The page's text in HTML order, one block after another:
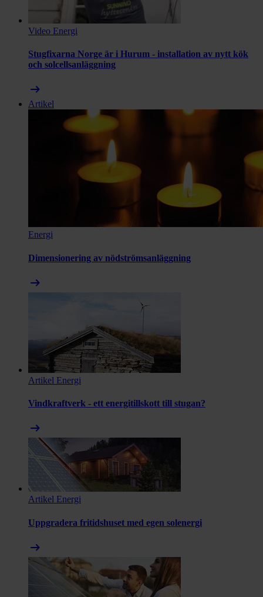
Video Energi
Stugfixarna Norge är i Hurum - installation av nytt kök
och solcellsanläggning
arrow_right_alt
Artikel
Energi
Dimensionering av nödströmsanläggning
arrow_right_alt
Artikel Energi
Vindkraftverk - ett energitillskott till stugan?
arrow_right_alt
Artikel Energi
Uppgradera fritidshuset med egen solenergi
arrow_right_alt